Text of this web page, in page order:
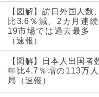
【図解】訪日外国人
比3.6％減、2カ月連
19市場では過去最多
（速報）
【図解】日本人出国
年比4.7％増の113万
局（速報）